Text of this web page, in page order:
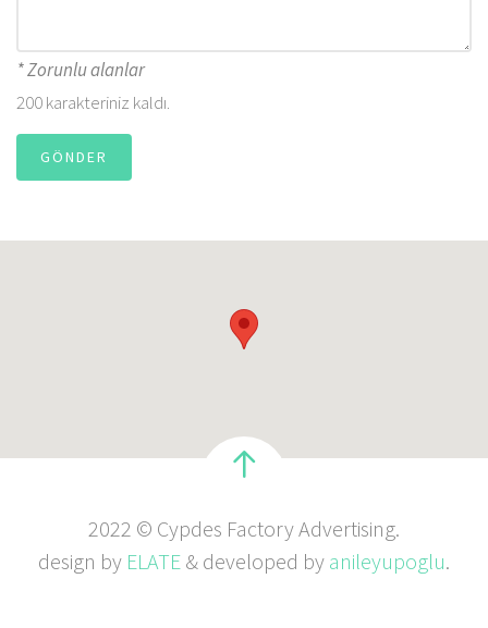
* Zorunlu alanlar
200karakteriniz kaldı.
GÖNDER
2022 © Cypdes Factory Advertising.
design by ELATE & developed by anileyupoglu.